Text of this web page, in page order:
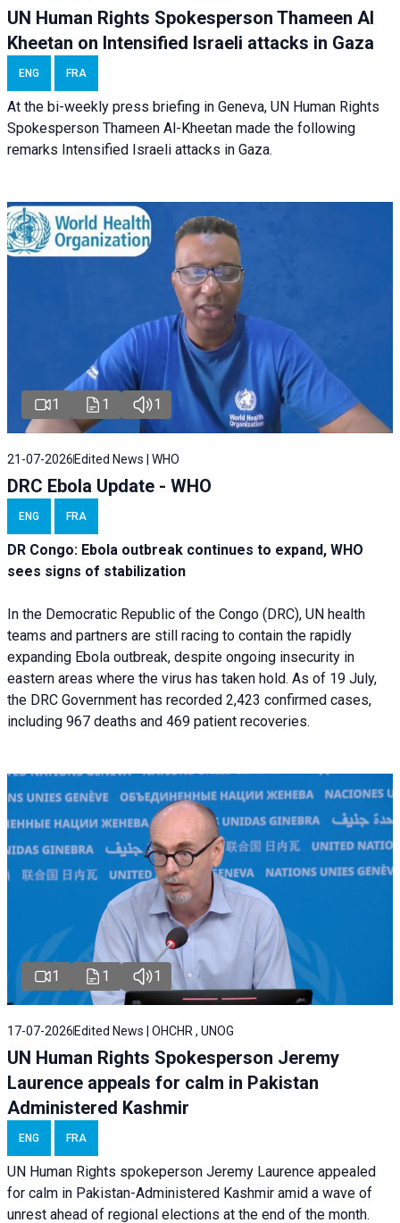
UN Human Rights Spokesperson Thameen Al
Kheetan on Intensified Israeli attacks in Gaza
ENG FRA
At the bi-weekly press briefing in Geneva, UN Human Rights
Spokesperson Thameen Al-Kheetan made the following
remarks Intensified Israeli attacks in Gaza.
1 1 1
21-07-2026 Edited News | WHO
DRC Ebola Update - WHO
ENG FRA
DR Congo: Ebola outbreak continues to expand, WHO
sees signs of stabilization
In the Democratic Republic of the Congo (DRC), UN health
teams and partners are still racing to contain the rapidly
expanding Ebola outbreak, despite ongoing insecurity in
eastern areas where the virus has taken hold. As of 19 July,
the DRC Government has recorded 2,423 confirmed cases,
including 967 deaths and 469 patient recoveries.
1 1 1
17-07-2026 Edited News | OHCHR , UNOG
UN Human Rights Spokesperson Jeremy
Laurence appeals for calm in Pakistan
Administered Kashmir
ENG FRA
UN Human Rights spokeperson Jeremy Laurence appealed
for calm in Pakistan-Administered Kashmir amid a wave of
unrest ahead of regional elections at the end of the month.